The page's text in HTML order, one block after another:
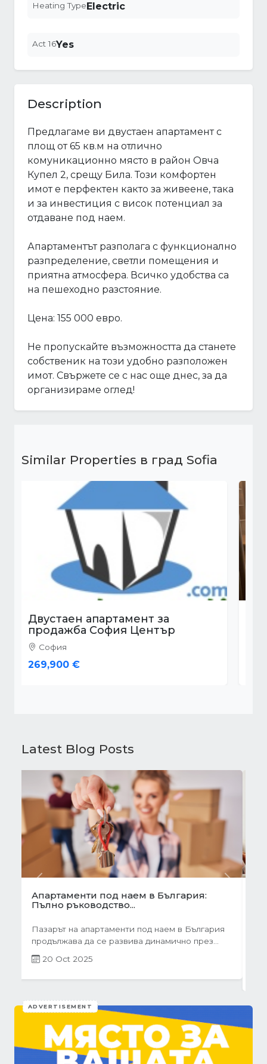
Heating TypeElectric
Act 16Yes
Description
Предлагаме ви двустаен апартамент с
площ от 65 кв.м на отлично
комуникационно място в район Овча
Купел 2, срещу Била. Този комфортен
имот е перфектен както за живеене, така
и за инвестиция с висок потенциал за
отдаване под наем.
Апартаментът разполага с функционално
разпределение, светли помещения и
приятна атмосфера. Всичко удобства са
на пешеходно разстояние.
Цена: 155 000 евро.
Не пропускайте възможността да станете
собственик на този удобно разположен
имот. Свържете се с нас още днес, за да
организираме оглед!
Similar Properties в град Sofia
Двустаен апартамент за
продажба София Дружба 1
София
225,000 €
Latest Blog Posts
Готови завеси за хол на една ръка
разстояние
Скъпи дами, нека си признаем, че понякога
най-голямото предизвикателство в
обзавеждането...
ADVERTISEMENT